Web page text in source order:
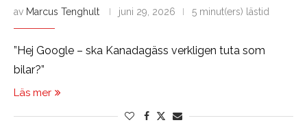
av Marcus Tenghult juni 29, 2026 5 minut(ers) lästid
”Hej Google – ska Kanadagäss verkligen tuta som
bilar?”
Läs mer